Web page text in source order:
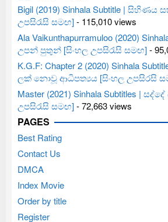
Bigil (2019) Sinhala Subtitle |
උපසිරැසි සමඟ]- 115,010 views
Ala Vaikunthapurramuloo (2020)
උපන් පුතුන් [සිංහල උපසිරැසි සමඟ]-
K.G.F: Chapter 2 (2020) Sinhala
ලක් නොවූ ආධිපත්‍යය [සිංහල උපසිරසි
Master (2021) Sinhala Subtitles |
උපසිරැසි සමඟ]- 72,663 views
PAGES
Best Rating
Contact Us
DMCA
Index Movie
Order by title
Register